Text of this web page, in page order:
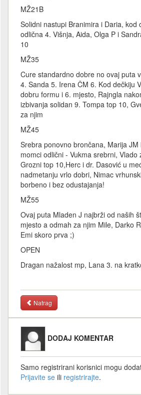
MŽ21B
Solidni nastupi Branimira i Daria, kod
odlična 4. Višnja, Aida, Olga P i
10
MŽ35
Cure standardno dobre no ovaj puta
4. Sanda 5. Irena ČM 6. Kod dečkiju
dobru formu i 6. mjesto, Rajngla
izbivanja solidan 9. Tompa top 10,
za njim
MŽ45
Srebra ponovno brončana, Marija JM
momci odlični - Vukma srebrni, Vlado
Grozni top 10,Herc i dr. Dasović u
nadmetanju vrlo dobri, Nimac
borbeno i bez odustajanja!
MŽ55
Ovaj puta Mladen J najbrži od naših
mjesto a odmah za njim Mile, Darko
Emi skoro prva ;)
OPEN
Dragan nažalost mp, Lana 3. na
Natrag
DODAJ KOMENTAR
Samo registrirani korisnici mogu
Prijavite se ili registrirajte.